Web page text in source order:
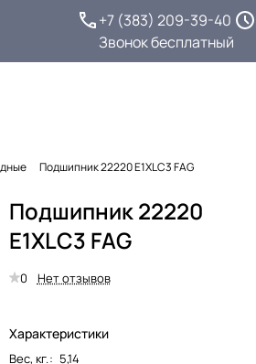
+7 (383) 209-39-40
Звонок бесплатный
Подшипник 22220 E1XLC3 FAG
Подшипник 22220
E1XLC3 FAG
0 Нет отзывов
Характеристики
Вес, кг.: 5,14